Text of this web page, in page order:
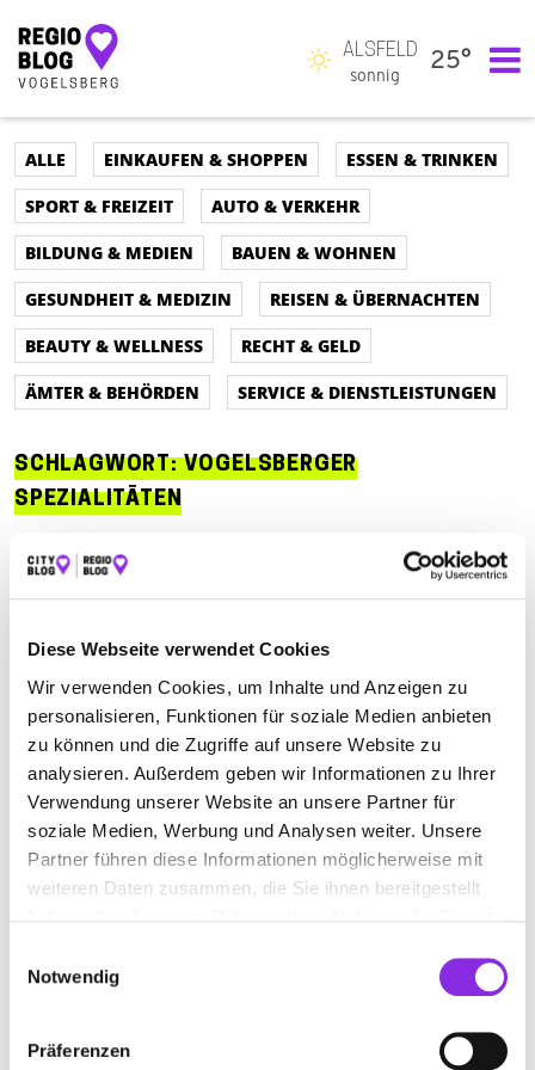
Diese Webseite verwendet Cookies
Wir verwenden Cookies, um Inhalte und Anzeigen zu
personalisieren, Funktionen für soziale Medien anbieten
zu können und die Zugriffe auf unsere Website zu
analysieren. Außerdem geben wir Informationen zu Ihrer
Verwendung unserer Website an unsere Partner für
soziale Medien, Werbung und Analysen weiter. Unsere
Partner führen diese Informationen möglicherweise mit
weiteren Daten zusammen, die Sie ihnen bereitgestellt
Notwendig
Präferenzen
Hauptnavigation
ALSFELD
sonnig
25°
ALLE EINKAUFEN & SHOPPEN
ESSEN & TRINKEN
SPORT & FREIZEIT
AUTO & VERKEHR
BILDUNG & MEDIEN
BAUEN & WOHNEN
GESUNDHEIT & MEDIZIN
REISEN & ÜBERNACHTEN
BEAUTY & WELLNESS
RECHT & GELD
ÄMTER & BEHÖRDEN
SERVICE & DIENSTLEISTUNGEN
SCHLAGWORT:VOGELSBERGER
SPEZIALITÄTEN
ALLE AUTO & VERKEHR
ESSEN & TRINKEN
BAUEN & WOHNEN
BEAUTY & WELLNESS
BILDUNG & MEDIEN
EINKAUFEN & SHOPPEN
GESUNDHEIT & MEDIZIN
RECHT & GELD
REISEN & ÜBERNACHTEN
SERVICE & DIENSTLEISTUNGEN